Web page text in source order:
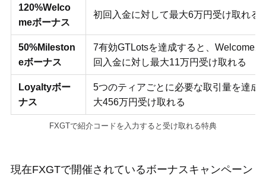
120%Welco
meボーナス
初回入金に対して最大6万円受け取れる
50%Mileston
eボーナス
7有効GTLotsを達成すると、Welcome
回入金に対し最大11万円受け取れる
Loyaltyボー
ナス
5つのティアごとに必要な取引量を達成
大456万円受け取れる
FXGTで紹介コードを入力すると受け取れる特典
現在FXGTで開催されているボーナスキャンペーン